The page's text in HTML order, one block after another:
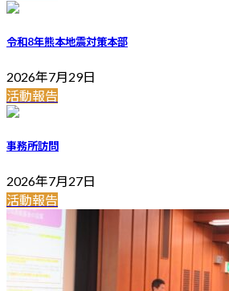
令和8年熊本地震対策本部
2026年7月29日
活動報告
事務所訪問
2026年7月27日
活動報告